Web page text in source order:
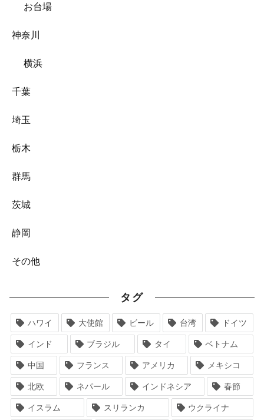
お台場
神奈川
横浜
千葉
埼玉
栃木
群馬
茨城
静岡
その他
タグ
ハワイ 大使館 ビール 台湾 ドイツ
インド ブラジル タイ ベトナム
中国 フランス アメリカ メキシコ
北欧 ネパール インドネシア 春節
イスラム スリランカ ウクライナ